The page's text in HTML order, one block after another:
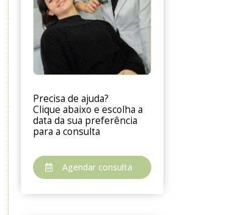
Precisa de ajuda?
Clique abaixo e escolha a
data da sua preferência
para a consulta
Agendar consulta